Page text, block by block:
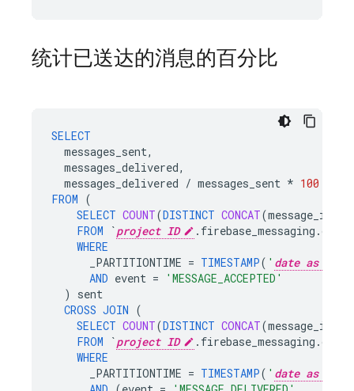
统计已送达的消息的百分比
SELECT
messages_sent,
messages_delivered,
messages_delivered / messages_sent * 100
FROM (
SELECT COUNT(DISTINCT CONCAT(message_id
FROM
`project ID
.firebase_messaging.data`
WHERE
_PARTITIONTIME = TIMESTAMP( ' date as YYYY-
AND event =
'MESSAGE_ACCEPTED'
)
sent
CROSS JOIN (
SELECT COUNT(DISTINCT CONCAT(message_id
FROM
`project ID
.firebase_messaging.data`
WHERE
_PARTITIONTIME = TIMESTAMP( ' date as YYYY-